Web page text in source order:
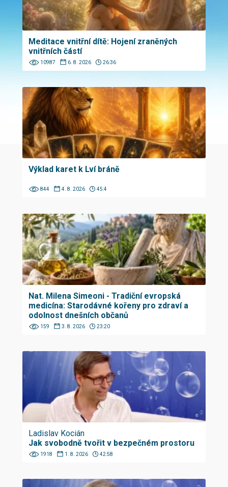
Meditace vnitřní dítě: Hojení zraněných
vnitřních částí
10987 6. 8. 2026 26:36
Výklad karet k Lví bráně
844 4. 8. 2026 45:4
Nat. Milena Simeoni - Tradiční evropská
medicína: Starodávné kořeny pro zdraví a
odolnost dnešních občanů
159 3. 8. 2026 23:20
Ladislav Kocián
Jak svobodně tvořit v bezpečném prostoru
1918 1. 8. 2026 42:58